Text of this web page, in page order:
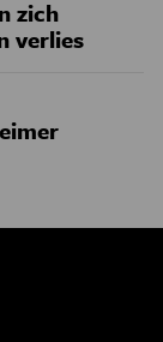
zich
verlies